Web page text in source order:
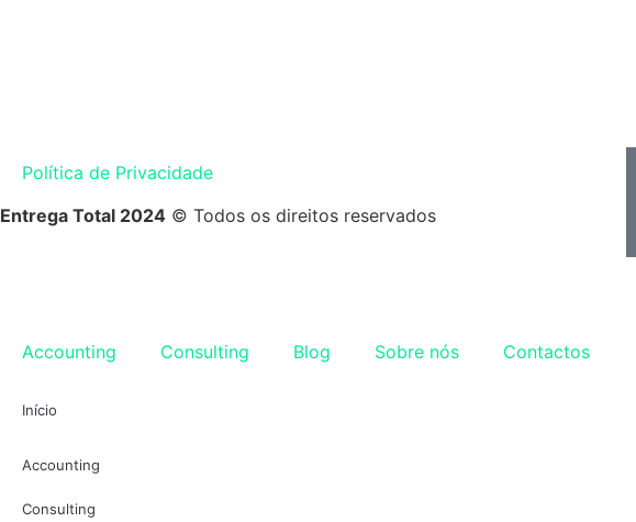
Política de Privacidade
Entrega Total 2024 © Todos os direitos reservados
Accounting Consulting Blog Sobre nós Contactos
Início
Accounting
Consulting